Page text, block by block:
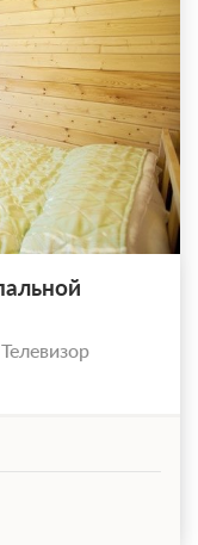
Телевизор